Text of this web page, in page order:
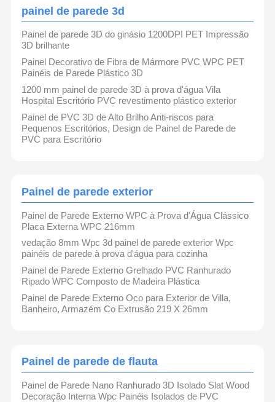
painel de parede 3d
Painel de parede 3D do ginásio 1200DPI PET Impressão
3D brilhante
Painel Decorativo de Fibra de Mármore PVC WPC PET
Painéis de Parede Plástico 3D
1200 mm painel de parede 3D à prova d'água Vila
Hospital Escritório PVC revestimento plástico exterior
Painel de PVC 3D de Alto Brilho Anti-riscos para
Pequenos Escritórios, Design de Painel de Parede de
PVC para Escritório
Painel de parede exterior
Painel de Parede Externo WPC à Prova d'Água Clássico
Placa Externa WPC 216mm
vedação 8mm Wpc 3d painel de parede exterior Wpc
painéis de parede à prova d'água para cozinha
Painel de Parede Externo Grelhado PVC Ranhurado
Ripado WPC Composto de Madeira Plástica
Painel de Parede Externo Oco para Exterior de Villa,
Banheiro, Armazém Co Extrusão 219 X 26mm
Painel de parede de flauta
Painel de Parede Nano Ranhurado 3D Isolado Slat Wood
Decoração Interna Wpc Painéis Isolados de PVC